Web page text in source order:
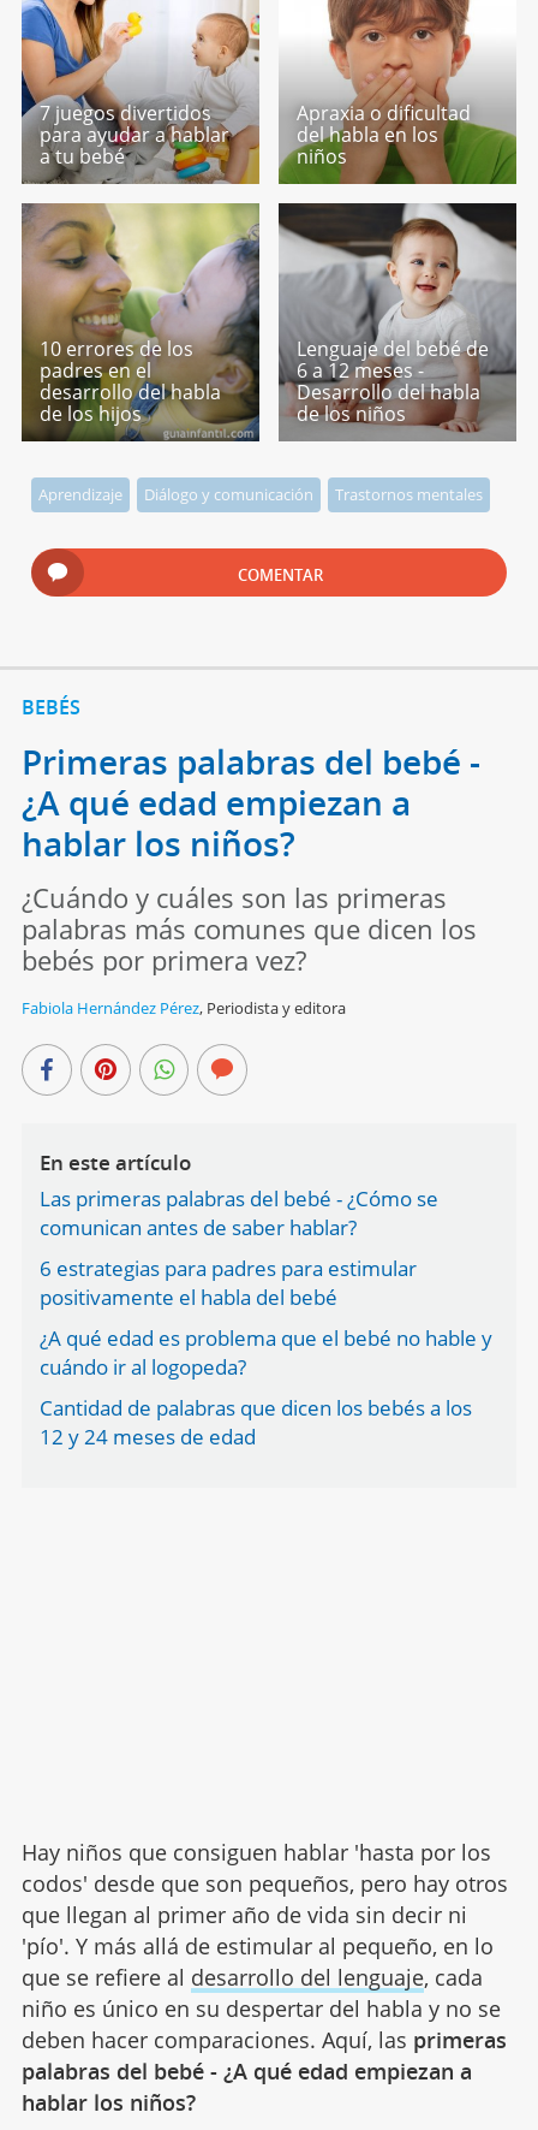
7 juegos divertidos
para ayudar a hablar
a tu bebé
Apraxia o dificultad
del habla en los
niños
10 errores de los
padres en el
desarrollo del habla
de los hijos
Lenguaje del bebé de
6 a 12 meses -
Desarrollo del habla
de los niños
Aprendizaje Diálogo y comunicación Trastornos mentales
COMENTAR
BEBÉS
Primeras palabras del bebé -
¿A qué edad empiezan a
hablar los niños?
¿Cuándo y cuáles son las primeras
palabras más comunes que dicen los
bebés por primera vez?
Fabiola Hernández Pérez, Periodista y editora
En este artículo
Las primeras palabras del bebé - ¿Cómo se
comunican antes de saber hablar?
6 estrategias para padres para estimular
positivamente el habla del bebé
¿A qué edad es problema que el bebé no hable y
cuándo ir al logopeda?
Cantidad de palabras que dicen los bebés a los
12 y 24 meses de edad
Hay niños que consiguen hablar 'hasta por los
codos' desde que son pequeños, pero hay otros
que llegan al primer año de vida sin decir ni
'pío'. Y más allá de estimular al pequeño, en lo
que se refiere al desarrollo del lenguaje, cada
niño es único en su despertar del habla y no se
deben hacer comparaciones. Aquí, las primeras
palabras del bebé - ¿A qué edad empiezan a
hablar los niños?